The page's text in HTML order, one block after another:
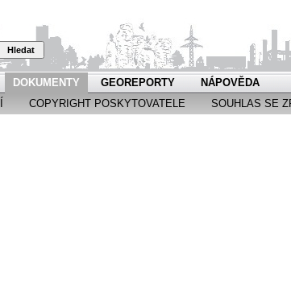
Hledat
DOKUMENTY GEOREPORTY
NÁPOVĚDA
COPYRIGHT POSKYTOVATELE SOUHLAS SE